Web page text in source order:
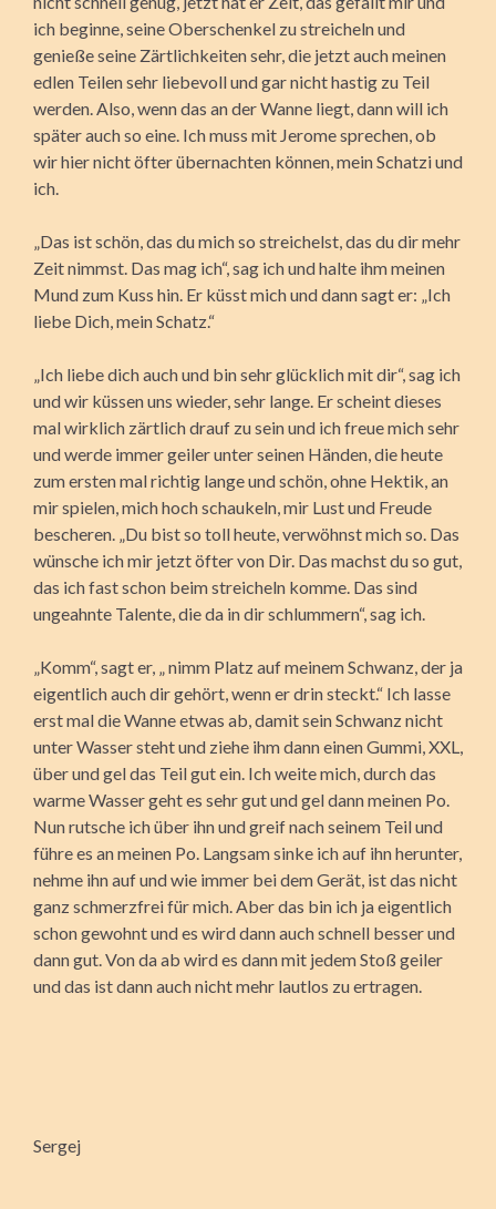
ich beginne, seine Oberschenkel zu streicheln und
genieße seine Zärtlichkeiten sehr, die jetzt auch meinen
edlen Teilen sehr liebevoll und gar nicht hastig zu Teil
werden. Also, wenn das an der Wanne liegt, dann will ich
später auch so eine. Ich muss mit Jerome sprechen, ob
wir hier nicht öfter übernachten können, mein Schatzi und
ich.
„Das ist schön, das du mich so streichelst, das du dir mehr
Zeit nimmst. Das mag ich“, sag ich und halte ihm meinen
Mund zum Kuss hin. Er küsst mich und dann sagt er: „Ich
liebe Dich, mein Schatz.“
„Ich liebe dich auch und bin sehr glücklich mit dir“, sag ich
und wir küssen uns wieder, sehr lange. Er scheint dieses
mal wirklich zärtlich drauf zu sein und ich freue mich sehr
und werde immer geiler unter seinen Händen, die heute
zum ersten mal richtig lange und schön, ohne Hektik, an
mir spielen, mich hoch schaukeln, mir Lust und Freude
bescheren. „Du bist so toll heute, verwöhnst mich so. Das
wünsche ich mir jetzt öfter von Dir. Das machst du so gut,
das ich fast schon beim streicheln komme. Das sind
ungeahnte Talente, die da in dir schlummern“, sag ich.
„Komm“, sagt er, „ nimm Platz auf meinem Schwanz, der ja
eigentlich auch dir gehört, wenn er drin steckt.“ Ich lasse
erst mal die Wanne etwas ab, damit sein Schwanz nicht
unter Wasser steht und ziehe ihm dann einen Gummi, XXL,
über und gel das Teil gut ein. Ich weite mich, durch das
warme Wasser geht es sehr gut und gel dann meinen Po.
Nun rutsche ich über ihn und greif nach seinem Teil und
führe es an meinen Po. Langsam sinke ich auf ihn herunter,
nehme ihn auf und wie immer bei dem Gerät, ist das nicht
ganz schmerzfrei für mich. Aber das bin ich ja eigentlich
schon gewohnt und es wird dann auch schnell besser und
dann gut. Von da ab wird es dann mit jedem Stoß geiler
und das ist dann auch nicht mehr lautlos zu ertragen.
Sergej